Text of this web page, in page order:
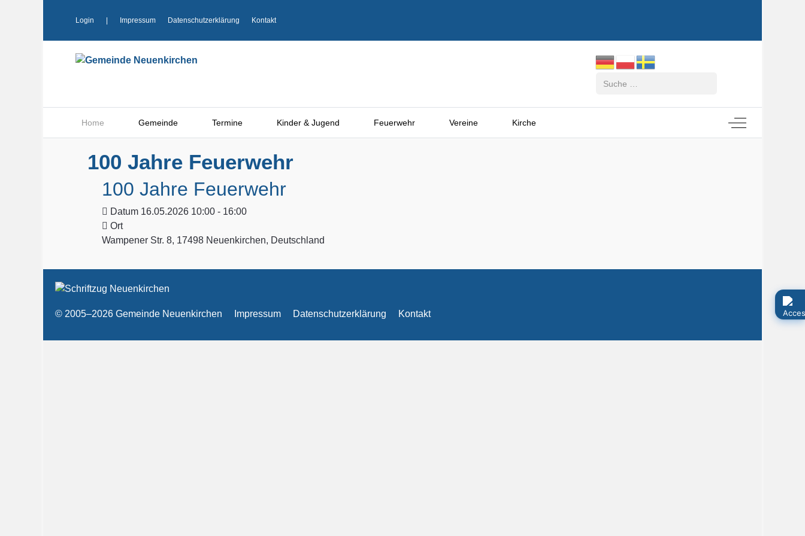
Login Impressum Datenschutzerklärung Kontakt
Home Gemeinde Termine Kinder & Jugend Feuerwehr Vereine Kirche Off-Canvas
100 Jahre Feuerwehr
100 Jahre Feuerwehr
Datum 16.05.2026 10:00 - 16:00
Ort
Wampener Str. 8, 17498 Neuenkirchen, Deutschland
© 2005–2026 Gemeinde Neuenkirchen Impressum Datenschutzerklärung Kontakt